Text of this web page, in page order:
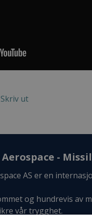
Skriv ut
-
AS er en
og hundrevis av
vår trygghet.